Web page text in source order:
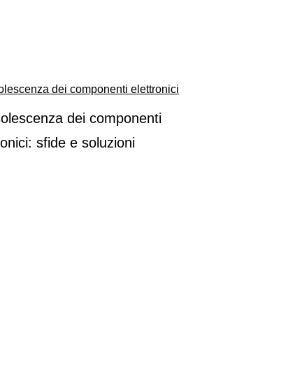
dei componenti
sfide e soluzioni